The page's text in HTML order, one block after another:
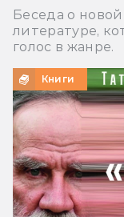
Беседа о
литературе,
голос в жанре.
Книги